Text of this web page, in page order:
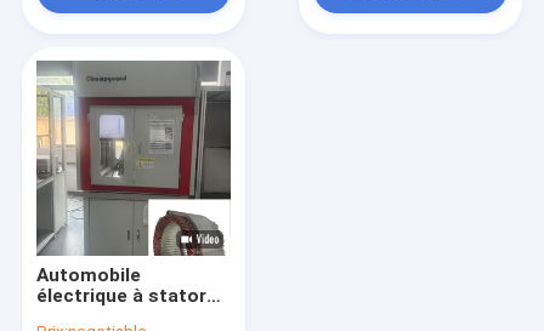
Machine d'insertion de stator
Machine d'essai de revêtement de stator
Ligne de production de stators automatisés
Automobile
électrique à stator